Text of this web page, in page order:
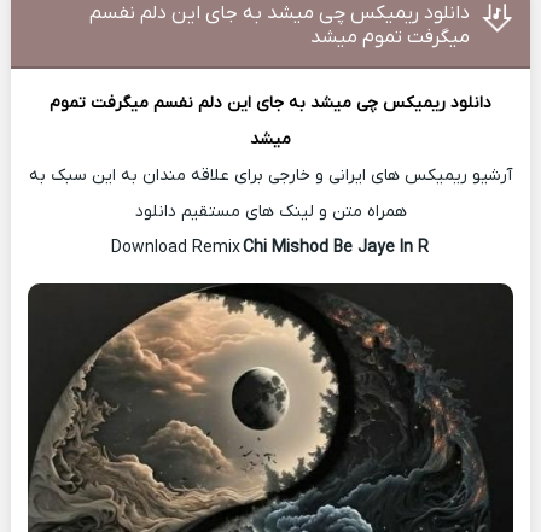
دانلود ریمیکس چی میشد به جای این دلم نفسم
میگرفت تموم میشد
دانلود ریمیکس چی میشد به جای این دلم نفسم میگرفت تموم
میشد
آرشیو ریمیکس های ایرانی و خارجی برای علاقه مندان به این سبک به
همراه متن و لینک های مستقیم دانلود
Chi Mishod Be Jaye In R